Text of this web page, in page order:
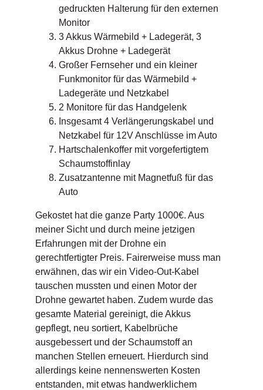
gedruckten Halterung für den externen
Monitor
3 Akkus Wärmebild + Ladegerät, 3
Akkus Drohne + Ladegerät
Großer Fernseher und ein kleiner
Funkmonitor für das Wärmebild +
Ladegeräte und Netzkabel
2 Monitore für das Handgelenk
Insgesamt 4 Verlängerungskabel und
Netzkabel für 12V Anschlüsse im Auto
Hartschalenkoffer mit vorgefertigtem
Schaumstoffinlay
Zusatzantenne mit Magnetfuß für das
Auto
Gekostet hat die ganze Party 1000€. Aus
meiner Sicht und durch meine jetzigen
Erfahrungen mit der Drohne ein
gerechtfertigter Preis. Fairerweise muss man
erwähnen, das wir ein Video-Out-Kabel
tauschen mussten und einen Motor der
Drohne gewartet haben. Zudem wurde das
gesamte Material gereinigt, die Akkus
gepflegt, neu sortiert, Kabelbrüche
ausgebessert und der Schaumstoff an
manchen Stellen erneuert. Hierdurch sind
allerdings keine nennenswerten Kosten
entstanden, mit etwas handwerklichem